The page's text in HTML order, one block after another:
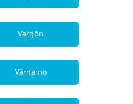
Vargön
Värnamo